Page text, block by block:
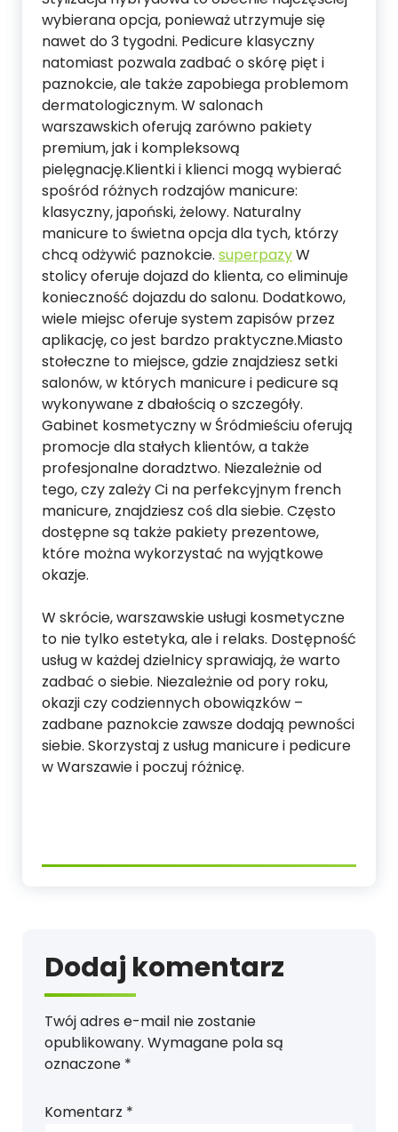
wybierana opcja, ponieważ utrzymuje się
nawet do 3 tygodni. Pedicure klasyczny
natomiast pozwala zadbać o skórę pięt i
paznokcie, ale także zapobiega problemom
dermatologicznym. W salonach
warszawskich oferują zarówno pakiety
premium, jak i kompleksową
pielęgnację.Klientki i klienci mogą wybierać
spośród różnych rodzajów manicure:
klasyczny, japoński, żelowy. Naturalny
manicure to świetna opcja dla tych, którzy
chcą odżywić paznokcie. superpazyW
stolicy oferuje dojazd do klienta, co eliminuje
konieczność dojazdu do salonu. Dodatkowo,
wiele miejsc oferuje system zapisów przez
aplikację, co jest bardzo praktyczne.Miasto
stołeczne to miejsce, gdzie znajdziesz setki
salonów, w których manicure i pedicure są
wykonywane z dbałością o szczegóły.
Gabinet kosmetyczny w Śródmieściu oferują
promocje dla stałych klientów, a także
profesjonalne doradztwo. Niezależnie od
tego, czy zależy Ci na perfekcyjnym french
manicure, znajdziesz coś dla siebie. Często
dostępne są także pakiety prezentowe,
które można wykorzystać na wyjątkowe
okazje.
W skrócie, warszawskie usługi kosmetyczne
to nie tylko estetyka, ale i relaks. Dostępność
usług w każdej dzielnicy sprawiają, że warto
zadbać o siebie. Niezależnie od pory roku,
okazji czy codziennych obowiązków –
zadbane paznokcie zawsze dodają pewności
siebie. Skorzystaj z usług manicure i pedicure
w Warszawie i poczuj różnicę.
Dodaj komentarz
Twój adres e-mail nie zostanie
opublikowany. Wymagane pola są
oznaczone *
Komentarz *